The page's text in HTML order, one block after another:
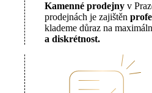
Kamenné prodejny v
prodejnách je zajištěn
klademe důraz na
a diskrétnost.